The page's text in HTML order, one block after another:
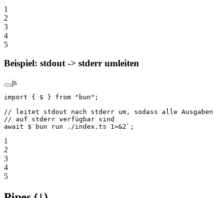
1
2
3
4
5
Beispiel: stdout -> stderr umleiten
js
import { $ } from "bun" ;
// leitet stdout nach stderr um, sodass alle Ausgaben
// auf stderr verfügbar sind
await $ `bun run ./index.ts 1>&2` ;
1
2
3
4
5